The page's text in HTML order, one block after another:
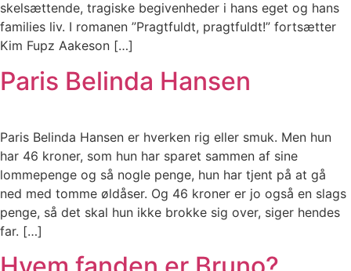
skelsættende, tragiske begivenheder i hans eget og hans
families liv. I romanen ”Pragtfuldt, pragtfuldt!” fortsætter
Kim Fupz Aakeson […]
Paris Belinda Hansen
Paris Belinda Hansen er hverken rig eller smuk. Men hun
har 46 kroner, som hun har sparet sammen af sine
lommepenge og så nogle penge, hun har tjent på at gå
ned med tomme øldåser. Og 46 kroner er jo også en slags
penge, så det skal hun ikke brokke sig over, siger hendes
far. […]